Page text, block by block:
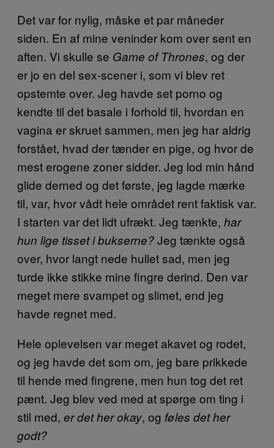
Det var for nylig, måske et par måneder
siden. En af mine veninder kom over sent en
aften. Vi skulle se Game of Thrones, og der
er jo en del sex-scener i, som vi blev ret
opstemte over. Jeg havde set porno og
kendte til det basale i forhold til, hvordan en
vagina er skruet sammen, men jeg har aldrig
forstået, hvad der tænder en pige, og hvor de
mest erogene zoner sidder. Jeg lod min hånd
glide derned og det første, jeg lagde mærke
til, var, hvor vådt hele området rent faktisk var.
I starten var det lidt ufrækt. Jeg tænkte, har
hun lige tisset i bukserne?Jeg tænkte også
over, hvor langt nede hullet sad, men jeg
turde ikke stikke mine fingre derind. Den var
meget mere svampet og slimet, end jeg
havde regnet med.
Hele oplevelsen var meget akavet og rodet,
og jeg havde det som om, jeg bare prikkede
til hende med fingrene, men hun tog det ret
pænt. Jeg blev ved med at spørge om ting i
stil med, er det her okay, og føles det her
godt?